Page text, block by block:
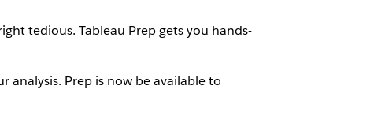
tedious. Tableau Prep gets you hands-
Prep is now be available to